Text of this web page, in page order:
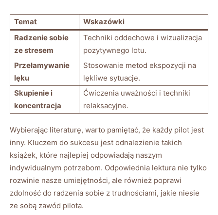
Temat
Wskazówki
Radzenie sobie
ze stresem
Techniki oddechowe ‌i wizualizacja
pozytywnego lotu.
Przełamywanie
lęku
Stosowanie metod ekspozycji na
lękliwe sytuacje.
Skupienie i
koncentracja
Ćwiczenia uważności i techniki
relaksacyjne.
Wybierając ‌literaturę, warto pamiętać, że⁣ każdy pilot jest
inny. Kluczem⁣ do sukcesu jest odnalezienie ‌takich
książek, które⁣ najlepiej odpowiadają ⁣naszym
indywidualnym potrzebom. Odpowiednia lektura nie tylko⁤
rozwinie nasze umiejętności, ‌ale również poprawi​
zdolność do radzenia sobie​ z ⁤trudnościami, jakie niesie
ze⁣ sobą zawód pilota.